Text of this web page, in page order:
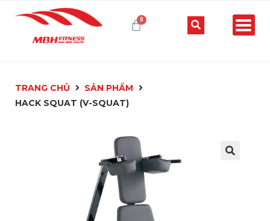
TRANG CHỦ
SẢN PHẨM
HACK SQUAT (V-SQUAT)